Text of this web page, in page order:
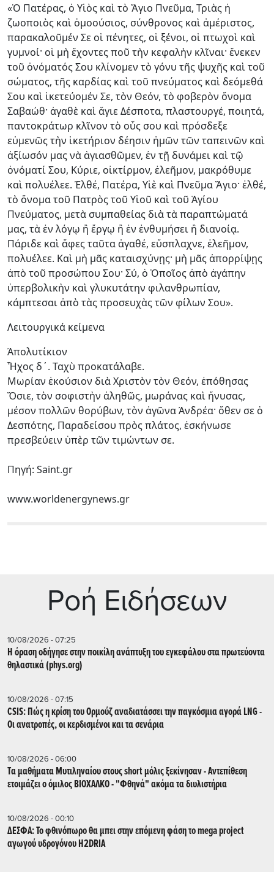
«Ὁ Πατέρας, ὁ Υἱὸς καὶ τὸ Ἅγιο Πνεῦμα, Τριὰς ἡ
ζωοποιὸς καὶ ὁμοούσιος, σύνθρονος καὶ ἀμέριστος,
παρακαλοῦμέν Σε οἱ πένητες, οἱ ξένοι, οἱ πτωχοὶ καὶ
γυμνοί· οἱ μὴ ἔχοντες ποῦ τὴν κεφαλὴν κλῖναι· ἕνεκεν
τοῦ ὀνόματός Σου κλίνομεν τὸ γόνυ τῆς ψυχῆς καὶ τοῦ
σώματος, τῆς καρδίας καὶ τοῦ πνεύματος καὶ δεόμεθά
Σου καὶ ἱκετεύομέν Σε, τὸν Θεόν, τὸ φοβερὸν ὄνομα
Σαβαώθ· ἀγαθὲ καὶ ἅγιε Δέσποτα, πλαστουργέ, ποιητά,
παντοκράτωρ κλῖνον τὸ οὖς σου καὶ πρόσδεξε
εὐμενῶς τὴν ἱκετήριον δέησιν ἡμῶν τῶν ταπεινῶν καὶ
ἀξίωσόν μας νὰ ἁγιασθῶμεν, ἐν τῇ δυνάμει καὶ τῷ
ὀνόματί Σου, Κύριε, οἰκτίρμον, ἐλεῆμον, μακρόθυμε
καὶ πολυέλεε. Ἐλθέ, Πατέρα, Υἱὲ καὶ Πνεῦμα Ἅγιο· ἐλθέ,
τὸ ὄνομα τοῦ Πατρὸς τοῦ Υἱοῦ καὶ τοῦ Ἁγίου
Πνεύματος, μετὰ συμπαθείας διὰ τὰ παραπτώματά
μας, τὰ ἐν λόγῳ ἢ ἔργῳ ἢ ἐν ἐνθυμήσει ἢ διανοίᾳ.
Πάριδε καὶ ἄφες ταῦτα ἀγαθέ, εὔσπλαχνε, ἐλεῆμον,
πολυέλεε. Καὶ μὴ μᾶς καταισχύνῃς· μὴ μᾶς ἀπορρίψῃς
ἀπὸ τοῦ προσώπου Σου· Σύ, ὁ Ὁποῖος ἀπὸ ἀγάπην
ὑπερβολικὴν καὶ γλυκυτάτην φιλανθρωπίαν,
κάμπτεσαι ἀπὸ τὰς προσευχὰς τῶν φίλων Σου».
Λειτουργικά κείμενα
Ἀπολυτίκιον
Ἦχος δ´. Ταχὺ προκατάλαβε.
Μωρίαν ἑκούσιον διὰ Χριστὸν τὸν Θεόν, ἐπόθησας
Ὅσιε, τὸν σοφιστὴν ἀληθῶς, μωράνας καὶ ἤνυσας,
μέσον πολλῶν θορύβων, τὸν ἀγῶνα Ἀνδρέα· ὅθεν σε ὁ
Δεσπότης, Παραδείσου πρὸς πλάτος, ἐσκήνωσε
πρεσβεύειν ὑπὲρ τῶν τιμώντων σε.
Πηγή: Saint.gr
www.worldenergynews.gr
Ρoή Ειδήσεων
10/08/2026 - 07:25
Η όραση οδήγησε στην ποικίλη ανάπτυξη του εγκεφάλου στα πρωτεύοντα
θηλαστικά (phys.org)
10/08/2026 - 07:15
CSIS: Πώς η κρίση του Ορμούζ αναδιατάσσει την παγκόσμια αγορά LNG -
Οι ανατροπές, οι κερδισμένοι και τα σενάρια
10/08/2026 - 06:00
Tα μαθήματα Μυτιληναίου στους short μόλις ξεκίνησαν - Αντεπίθεση
ετοιμάζει ο όμιλος ΒΙΟΧΑΛΚΟ - "Φθηνά" ακόμα τα διυλιστήρια
10/08/2026 - 00:10
ΔΕΣΦΑ: Το φθινόπωρο θα μπει στην επόμενη φάση το mega project
αγωγού υδρογόνου H2DRIA